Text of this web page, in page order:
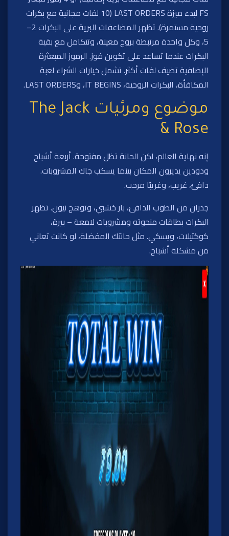
FS لبدء ميزة LAST ORDERS (10 لفات مجانية مع بكرات
روحية مستمرة). تظهر المضاعفات البرية على البكرات 2–
5، وكل واحدة مرتبطة بروح معينة، وتتكامل مع بقية
البكرات عندما تساعد على تكوين فوز. الرموز المبعثرة
الإضافية تضيف لفات أكثر. تشمل خيارات الشراء لعبة
المكافأة، البكرات الروحية، IT BEGINS، وLAST ORDERS.
موضوع ومرئيات The Jack
& Rose
إنه نهاية العالم، لكن الحانة تظل مفتوحة. أربعة أشباح
ودودين يديرون المكان بينما يسكب جاك المشروبات.
دافئ، غريب، وغريبًا مرحب.
جدران من الطوب الدافئ، بار خشبي، وتوهج نيون. تظهر
البكرات بطاقات منحوته ومشروبات لامعة – بيرة،
كوكتيلات، ويسكي. مثل حانتك المفضلة، لو كانت تعاني
من مشكلة أشباح.